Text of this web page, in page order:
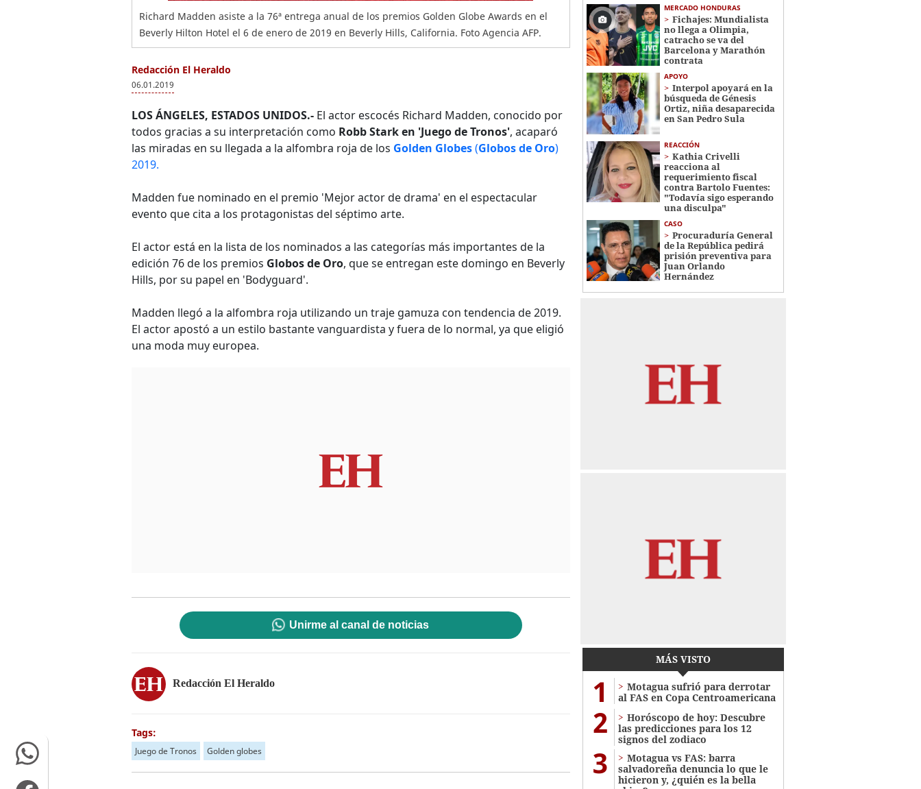
Richard Madden asiste a la 76ª entrega anual de los premios Golden Globe Awards en el
Beverly Hilton Hotel el 6 de enero de 2019 en Beverly Hills, California. Foto Agencia AFP.
Redacción El Heraldo
06.01.2019
LOS ÁNGELES, ESTADOS UNIDOS.- El actor escocés Richard Madden, conocido por
todos gracias a su interpretación como Robb Stark en 'Juego de Tronos', acaparó
las miradas en su llegada a la alfombra roja de los Golden Globes(Globos de Oro)
2019.
Madden fue nominado en el premio 'Mejor actor de drama' en el espectacular
evento que cita a los protagonistas del séptimo arte.
El actor está en la lista de los nominados a las categorías más importantes de la
edición 76 de los premios Globos de Oro, que se entregan este domingo en Beverly
Hills, por su papel en 'Bodyguard'.
Madden llegó a la alfombra roja utilizando un traje gamuza con tendencia de 2019.
El actor apostó a un estilo bastante vanguardista y fuera de lo normal, ya que eligió
una moda muy europea.
Unirme al canal de noticias
Redacción El Heraldo
Tags:
Juego de Tronos Golden globes
MERCADO HONDURAS
Fichajes: Mundialista
no llega a Olimpia,
catracho se va del
Barcelona y Marathón
contrata
APOYO
Interpol apoyará en la
búsqueda de Génesis
Ortiz, niña desaparecida
en San Pedro Sula
REACCIÓN
Kathia Crivelli
reacciona al
requerimiento fiscal
contra Bartolo Fuentes:
"Todavía sigo esperando
una disculpa"
CASO
Procuraduría General
de la República pedirá
prisión preventiva para
Juan Orlando
Hernández
MÁS VISTO
1
Motagua sufrió para derrotar
al FAS en Copa Centroamericana
2
Horóscopo de hoy: Descubre
las predicciones para los 12
signos del zodiaco
3
Motagua vs FAS: barra
salvadoreña denuncia lo que le
hicieron y, ¿quién es la bella